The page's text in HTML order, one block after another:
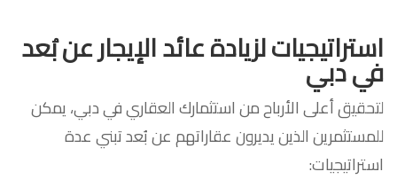
استراتيجيات لزيادة عائد الإيجار عن بُعد
في دبي
لتحقيق أعلى الأرباح من استثمارك العقاري في دبي، يمكن
للمستثمرين الذين يديرون عقاراتهم عن بُعد تبني عدة
استراتيجيات: